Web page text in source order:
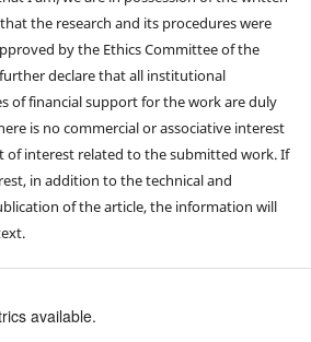
the research and its procedures were
by the Ethics Committee of the
declare that all institutional
of financial support for the work are duly
is no commercial or associative interest
of interest related to the submitted work. If
in addition to the technical and
of the article, the information will
available.